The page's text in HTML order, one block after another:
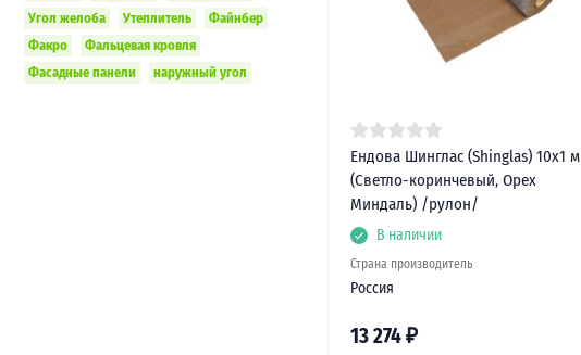
Угол желоба
Утеплитель
Файнбер
Факро
Фальцевая кровля
Фасадные панели
наружный угол
Ендова Шинглас (Shinglas) 10х1 м
(Светло-коринчевый, Орех
Миндаль) /рулон/
В наличии
Страна производитель
Россия
13 274₽